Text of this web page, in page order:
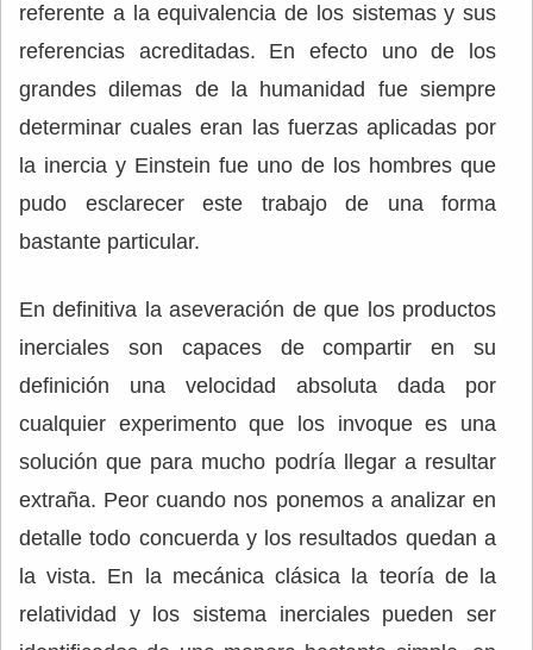
referente a la equivalencia de los sistemas y sus
referencias acreditadas. En efecto uno de los
grandes dilemas de la humanidad fue siempre
determinar cuales eran las fuerzas aplicadas por
la inercia y Einstein fue uno de los hombres que
pudo esclarecer este trabajo de una forma
bastante particular.
En definitiva la aseveración de que los productos
inerciales son capaces de compartir en su
definición una velocidad absoluta dada por
cualquier experimento que los invoque es una
solución que para mucho podría llegar a resultar
extraña. Peor cuando nos ponemos a analizar en
detalle todo concuerda y los resultados quedan a
la vista. En la mecánica clásica la teoría de la
relatividad y los sistema inerciales pueden ser